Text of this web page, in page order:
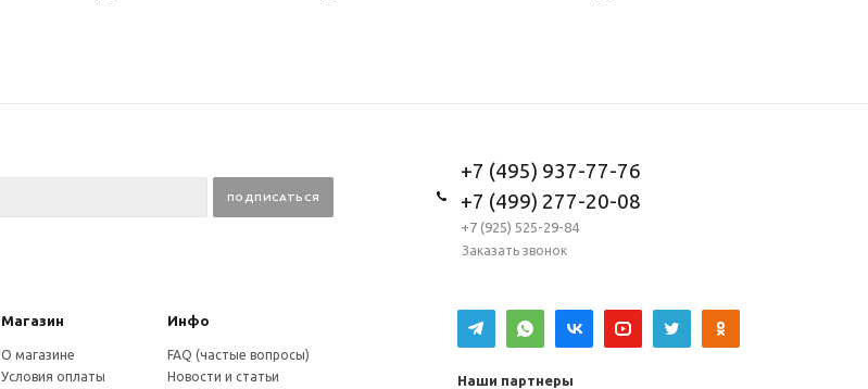
+7 (495) 937-77-76
+7 (499) 277-20-08
+7 (925) 525-29-84
Заказать звонок
Магазин Инфо
О магазине
Условия оплаты
FAQ (частые вопросы)
Новости и статьи
Наши партнеры